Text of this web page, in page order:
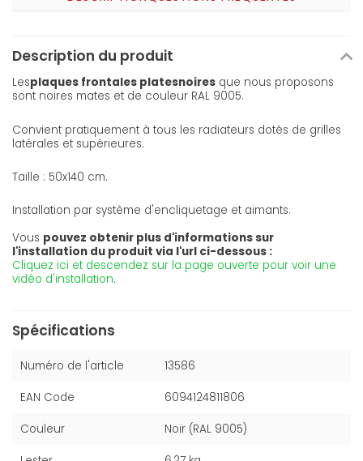
Description du produit
Lesplaques frontales platesnoires que nous proposons
sont noires mates et de couleur RAL 9005.
Convient pratiquement à tous les radiateurs dotés de grilles
latérales et supérieures.
Taille : 50x140 cm.
Installation par système d'encliquetage et aimants.
Vous pouvez obtenir plus d'informations sur
l'installation du produit via l'url ci-dessous :
Cliquez ici et descendez sur la page ouverte pour voir une
vidéo d'installation.
Spécifications
Numéro de l'article 13586
EAN Code 6094124811806
Couleur Noir (RAL 9005)